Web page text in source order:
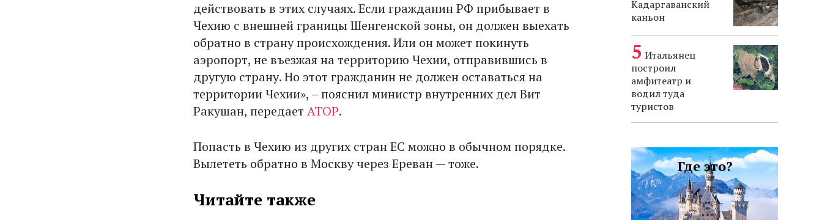
действовать в этих случаях. Если гражданин РФ прибывает в
Чехию с внешней границы Шенгенской зоны, он должен выехать
обратно в страну происхождения. Или он может покинуть
аэропорт, не въезжая на территорию Чехии, отправившись в
другую страну. Но этот гражданин не должен оставаться на
территории Чехии», – пояснил министр внутренних дел Вит
Ракушан, передает АТОР.
Попасть в Чехию из других стран ЕС можно в обычном порядке.
Вылететь обратно в Москву через Ереван — тоже.
Читайте также
Кадаргаванский
каньон
Итальянец
построил
амфитеатр и
водил туда
туристов
Где это?